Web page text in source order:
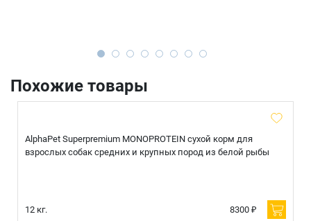
Похожие товары
AlphaPet Superpremium MONOPROTEIN сухой корм для
взрослых собак средних и крупных пород из белой рыбы
12 кг. 8300 ₽